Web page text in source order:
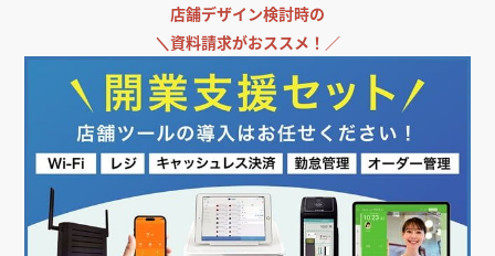
店舗デザイン検討時の
＼資料請求がおススメ！／